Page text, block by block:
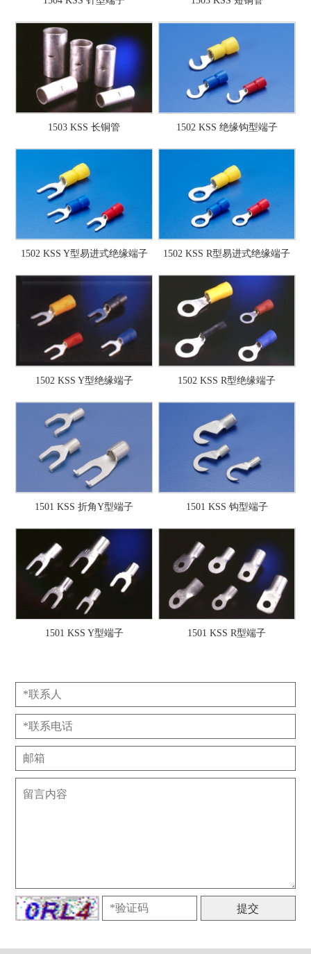
1503 KSS 长铜管 1502 KSS 绝缘钩型端子
1502 KSS Y型易进式绝缘端子 1502 KSS R型易进式绝缘端子
1502 KSS Y型绝缘端子 1502 KSS R型绝缘端子
1501 KSS 折角Y型端子 1501 KSS 钩型端子
1501 KSS Y型端子 1501 KSS R型端子